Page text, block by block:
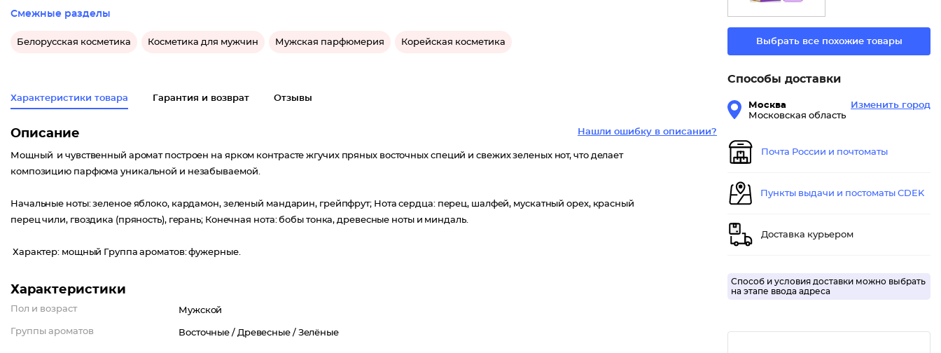
Смежные разделы
Белорусская косметика Косметика для мужчин Мужская парфюмерия Корейская косметика
Характеристики товара Гарантия и возврат Отзывы
Нашли ошибку в описании?
Описание
Мощный и чувственный аромат построен на ярком контрасте жгучих пряных восточных специй и свежих зеленых нот, что делает
композицию парфюма уникальной и незабываемой.
Начальные ноты: зеленое яблоко, кардамон, зеленый мандарин, грейпфрут; Нота сердца: перец, шалфей, мускатный орех, красный
перец чили, гвоздика (пряность), герань; Конечная нота: бобы тонка, древесные ноты и миндаль.
Характер: мощный Группа ароматов: фужерные.
Характеристики
Пол и возраст Мужской
Группы ароматов Восточные / Древесные / Зелёные
Выбрать все похожие товары
Способы доставки
Москва
Московская область
Изменить город
Почта России и почтоматы
Пункты выдачи и постоматы CDEK
Доставка курьером
Способ и условия доставки можно выбрать
на этапе ввода адреса